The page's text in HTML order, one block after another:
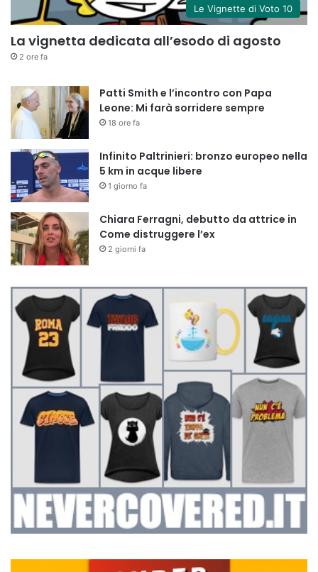
Le Vignette di Voto 10
La vignetta dedicata all’esodo di agosto
2 ore fa
Patti Smith e l’incontro con Papa
Leone: Mi farà sorridere sempre
18 ore fa
Infinito Paltrinieri: bronzo europeo nella
5 km in acque libere
1 giorno fa
Chiara Ferragni, debutto da attrice in
Come distruggere l’ex
2 giorni fa